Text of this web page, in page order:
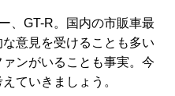
、GT-R。国内の市販車最
意見を受けることも多い
ンがいることも事実。今
ていきましょう。